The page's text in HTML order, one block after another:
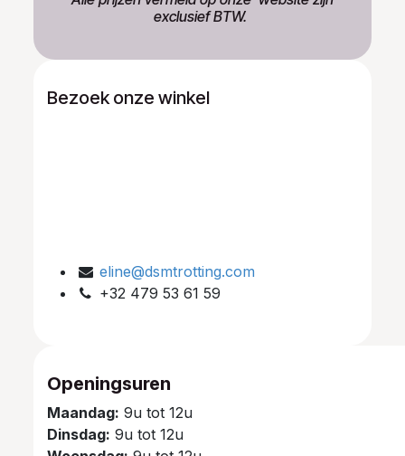
exclusief BTW.
Bezoek onze winkel
eline@dsmtrotting.com
+32 479 53 61 59
Openingsuren
Maandag: 9u tot 12u
Dinsdag: 9u tot 12u